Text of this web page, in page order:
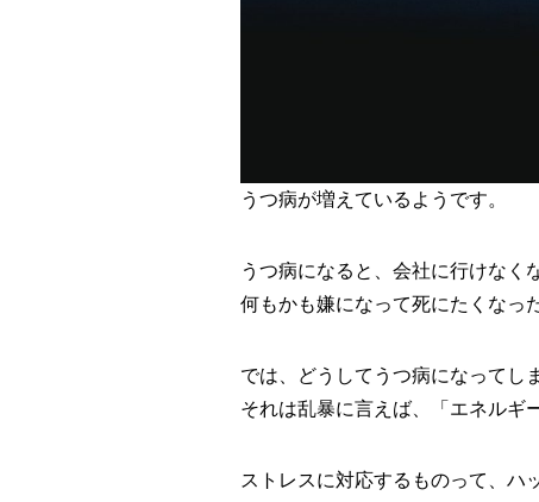
うつ病が増えているようです。
うつ病になると、会社に行けなく
何もかも嫌になって死にたくなっ
では、どうしてうつ病になってし
それは乱暴に言えば、「エネルギ
ストレスに対応するものって、ハ